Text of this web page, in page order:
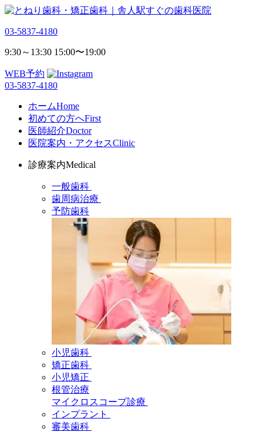
03-5837-4180
9:30～13:30 15:00〜19:00
WEB予約
03-5837-4180
ホームHome
初めての方へFirst
医師紹介Doctor
医院案内・アクセスClinic
診療案内Medical
一般歯科
歯周病治療
予防歯科
小児歯科
矯正歯科
小児矯正
根管治療
マイクロスコープ診療
インプラント
審美歯科